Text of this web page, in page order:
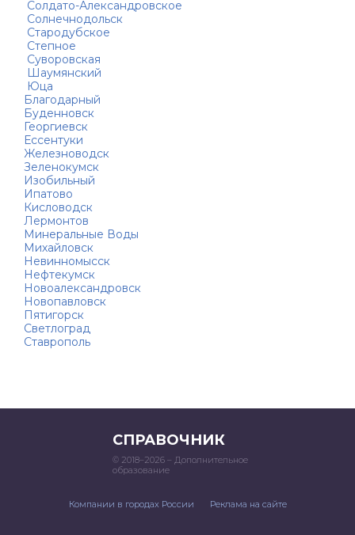
Солдато-Александровское
Солнечнодольск
Стародубское
Степное
Суворовская
Шаумянский
Юца
Благодарный
Буденновск
Георгиевск
Ессентуки
Железноводск
Зеленокумск
Изобильный
Ипатово
Кисловодск
Лермонтов
Минеральные Воды
Михайловск
Невинномысск
Нефтекумск
Новоалександровск
Новопавловск
Пятигорск
Светлоград
Ставрополь
СПРАВОЧНИК
© 2018–2026 – Дополнительное
образование
Компании в городах России Реклама на сайте